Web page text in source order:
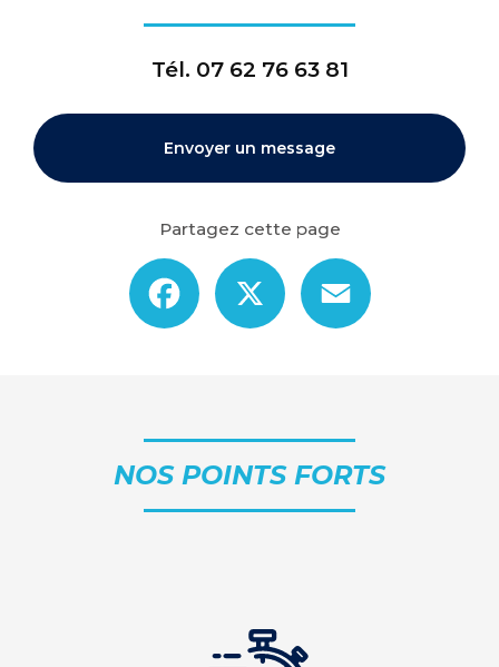
Tél. 07 62 76 63 81
Envoyer un message
Partagez cette page
Facebook
NOS POINTS FORTS